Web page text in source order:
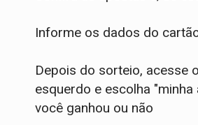
Informe os dados do
Depois do sorteio, acesse
esquerdo e escolha
você ganhou ou não